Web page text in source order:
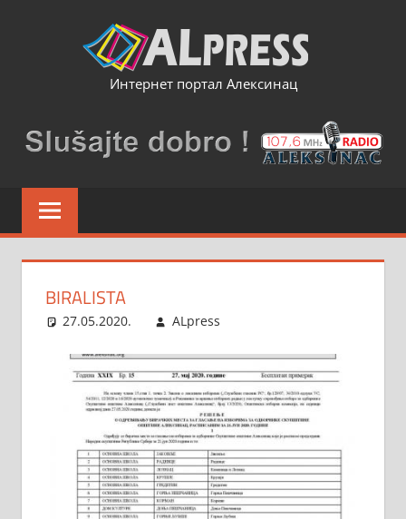
Интернет портал Алексинац
BIRALISTA
27.05.2020. ALpress